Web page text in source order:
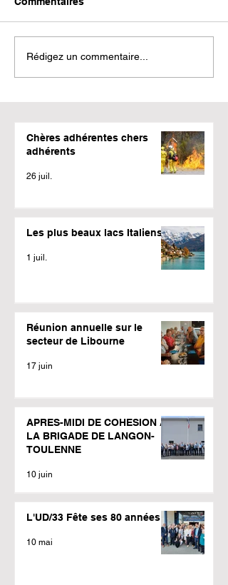
Rédigez un commentaire...
Chères adhérentes chers
adhérents
26 juil.
Les plus beaux lacs Italiens
1 juil.
Réunion annuelle sur le
secteur de Libourne
17 juin
APRES-MIDI DE COHESION A
LA BRIGADE DE LANGON-
TOULENNE
10 juin
L'UD/33 Fête ses 80 années
10 mai